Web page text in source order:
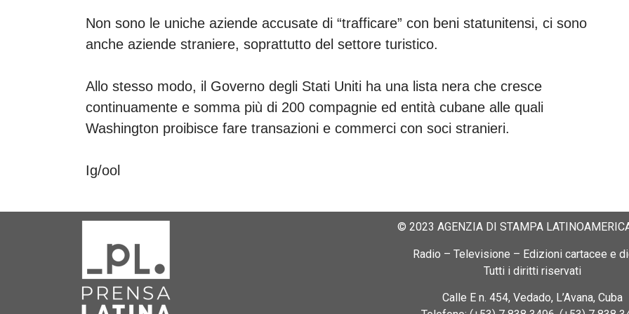
Non sono le uniche aziende accusate di “trafficare” con beni statunitensi, ci sono
anche aziende straniere, soprattutto del settore turistico.
Allo stesso modo, il Governo degli Stati Uniti ha una lista nera che cresce
continuamente e somma più di 200 compagnie ed entità cubane alle quali
Washington proibisce fare transazioni e commerci con soci stranieri.
Ig/ool
© 2023 AGENZIA DI STAMPA
Radio – Televisione – Edizioni cartacee e
Tutti i diritti riservati
Calle E n. 454, Vedado, L’Avana, Cuba